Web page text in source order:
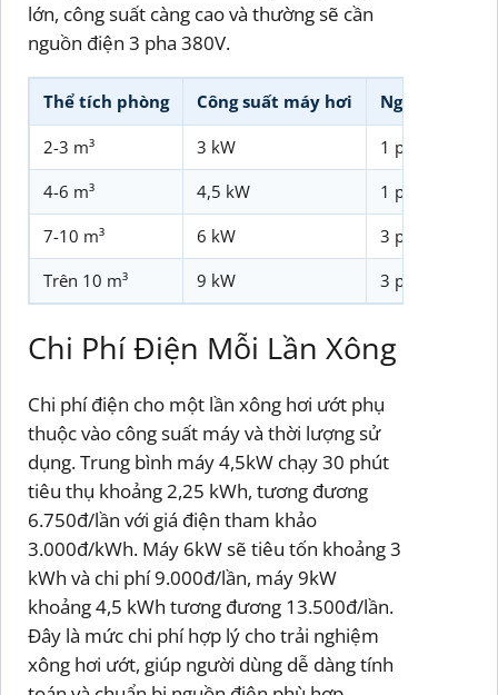
lớn, công suất càng cao và thường sẽ cần
nguồn điện 3 pha 380V.
Thể tích phòng Công suất máy hơi Nguồn điện
2-3 m³ 3 kW 1 pha 220V
4-6 m³ 4,5 kW 1 pha 220V
7-10 m³ 6 kW 3 pha 380V
Trên 10 m³ 9 kW 3 pha 380V
Chi Phí Điện Mỗi Lần Xông
Chi phí điện cho một lần xông hơi ướt phụ
thuộc vào công suất máy và thời lượng sử
dụng. Trung bình máy 4,5kW chạy 30 phút
tiêu thụ khoảng 2,25 kWh, tương đương
6.750đ/lần với giá điện tham khảo
3.000đ/kWh. Máy 6kW sẽ tiêu tốn khoảng 3
kWh và chi phí 9.000đ/lần, máy 9kW
khoảng 4,5 kWh tương đương 13.500đ/lần.
Đây là mức chi phí hợp lý cho trải nghiệm
xông hơi ướt, giúp người dùng dễ dàng tính